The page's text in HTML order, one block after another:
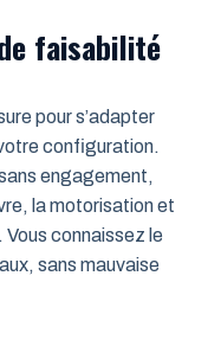
faisabilité
pour s’adapter
configuration.
engagement,
la motorisation et
connaissez le
sans mauvaise